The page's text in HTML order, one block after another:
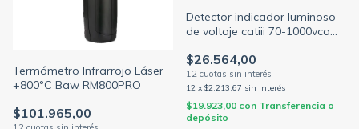
Termómetro Infrarrojo Láser
+800°C Baw RM800PRO
$101.965,00
Detector indicador luminoso
de voltaje catiii 70-1000vca
$26.564,00
12 x $2.213,67 sin interés
$19.923,00 con Transferencia o
depósito